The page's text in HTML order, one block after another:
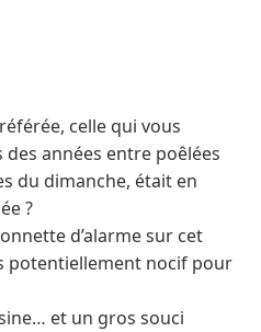
celle qui vous
années entre poêlées
du dimanche, était en
?
d’alarme sur cet
potentiellement nocif pour
et un gros souci